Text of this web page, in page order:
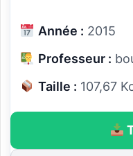
Année : 2015
Professeur :
Taille : 107,67